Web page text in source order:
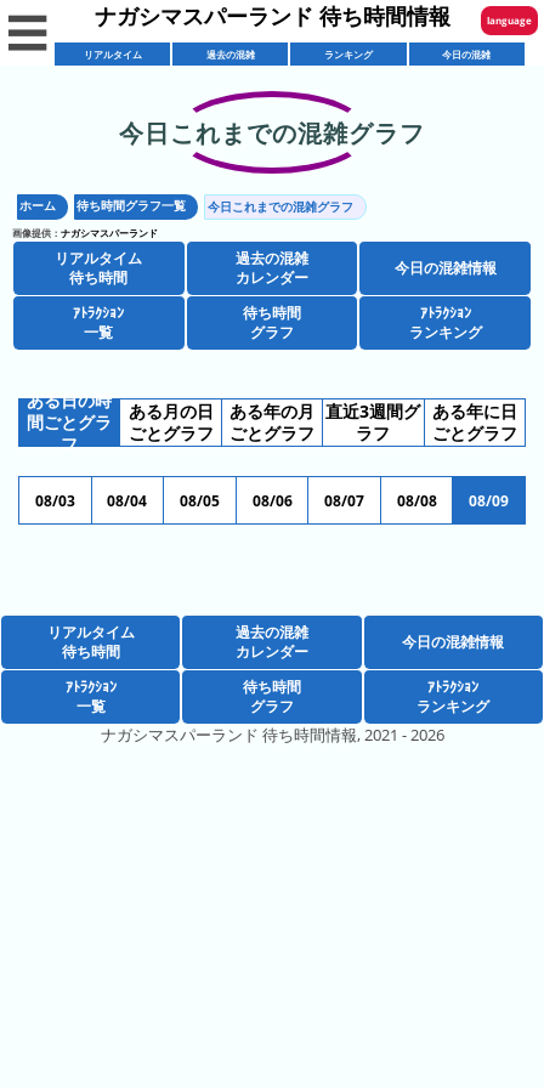
ア
ル
タ
時
間
混
雑
ー
カ
レ
ン
ダ
ー
ト
ラ
ン
一
覧
ョ
ッ
プ
一
ア
ト
ラ
ク
ン
覧
人
気
キ
ン
グ
今
日
キ
ン
グ
English
ภาษาไทย
日本語
☰ ナガシマスパーランド 待ち時間情報 language
リアルタイム 過去の混雑 ランキング 今日の混雑
今日これまでの混雑グラフ
ホーム 待ち時間グラフ一覧 今日これまでの混雑グラフ
画像提供： ナガシマスパーランド
リアルタイム
待ち時間
過去の混雑
カレンダー
今日の混雑情報
ｱﾄﾗｸｼｮﾝ
一覧
待ち時間
グラフ
ｱﾄﾗｸｼｮﾝ
ランキング
ある日の時
間ごとグラ
フ
ある月の日
ごとグラフ
ある年の月
ごとグラフ
直近3週間グ
ラフ
ある年に日
ごとグラフ
08/03 08/04 08/05 08/06 08/07 08/08 08/09
リアルタイム
待ち時間
過去の混雑
カレンダー
今日の混雑情報
ｱﾄﾗｸｼｮﾝ
一覧
待ち時間
グラフ
ｱﾄﾗｸｼｮﾝ
ランキング
ナガシマスパーランド 待ち時間情報, 2021 - 2026